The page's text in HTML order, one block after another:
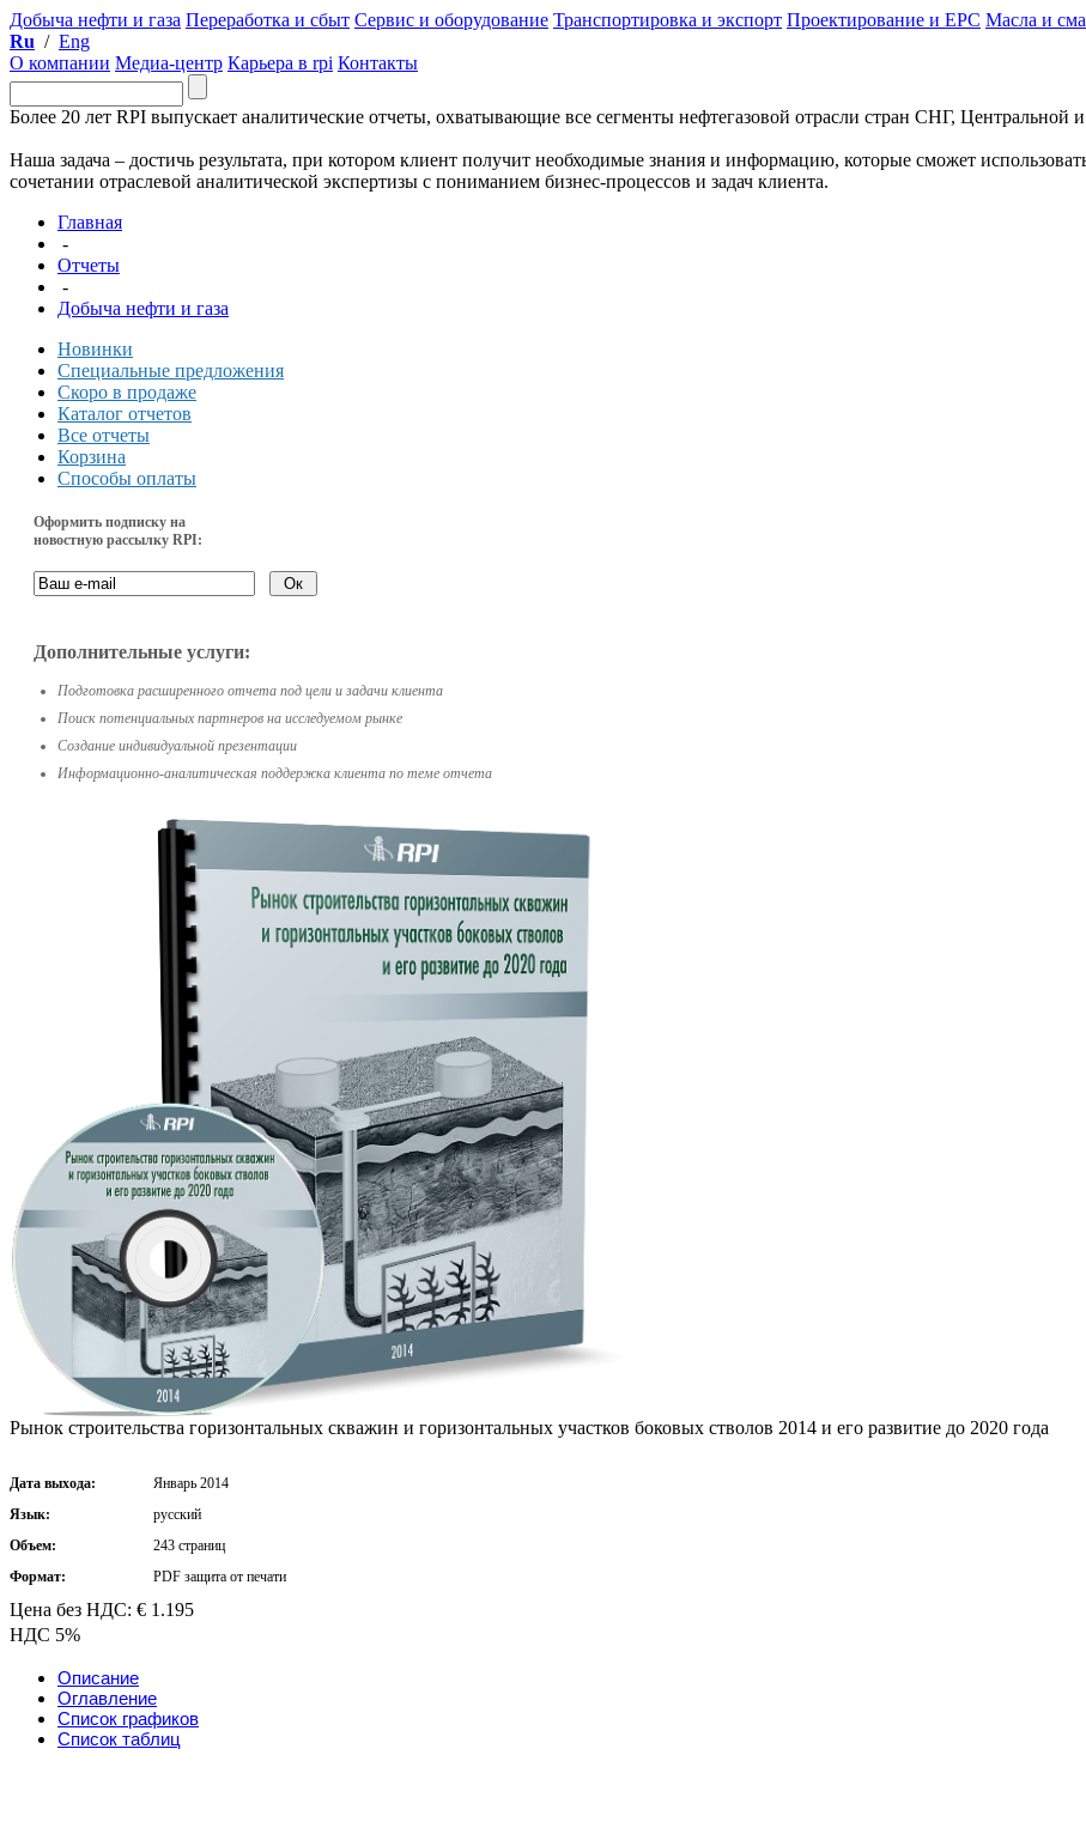
Добыча нефти и газа Переработка и сбыт Сервис и оборудование Транспортировка и экспорт Проектирование и EPC Масла и
Ru / Eng
О компании Медиа-центр Карьера в rpi Контакты
Более 20 лет RPI выпускает аналитические отчеты, охватывающие все сегменты нефтегазовой отрасли стран СНГ, Центральной
Наша задача – достичь результата, при котором клиент получит необходимые знания и информацию, которые сможет
сочетании отраслевой аналитической экспертизы с пониманием бизнес-процессов и задач клиента.
Главная
-
Отчеты
-
Добыча нефти и газа
Новинки
Специальные предложения
Скоро в продаже
Каталог отчетов
Все отчеты
Корзина
Способы оплаты
Оформить подписку на
новостную рассылку RPI:
Дополнительные услуги:
Подготовка расширенного отчета под цели и задачи клиента
Поиск потенциальных партнеров на исследуемом рынке
Создание индивидуальной презентации
Информационно-аналитическая поддержка клиента по теме отчета
Рынок строительства горизонтальных скважин и горизонтальных участков боковых стволов 2014 и его развитие до 2020 года
Дата выхода:
Январь 2014
Язык:
русский
Объем:
243 страниц
Формат:
PDF защита от печати
Цена без НДС: € 1.195
НДС 5%
Описание
Оглавление
Список графиков
Список таблиц